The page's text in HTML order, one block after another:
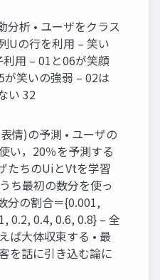
分析 • ユーザをクラス
Uの行を利用 – 笑い
用 – 01と06が笑顔
が笑いの強弱 – 02は
い 32
情)の予測 • ユーザの
い，20％を予測する
たちのUiとVtを学習
ち最初の数分を使っ
分の割合＝{0.001,
0.2, 0.4, 0.6, 0.8} – 全
ば大体収束する • 最
を話に引き込む論に